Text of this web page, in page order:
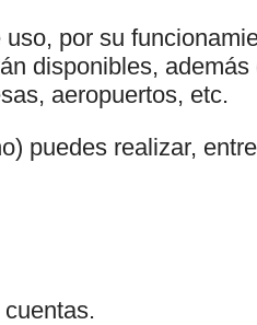
por su
disponibles, además
aeropuertos, etc.
puedes realizar,